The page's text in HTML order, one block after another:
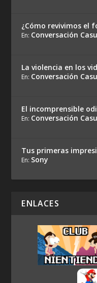
¿Cómo revivimos el
En: Conversación
La violencia en los
En: Conversación
El incomprensible
En: Conversación
Tus primeras
En: Sony
ENLACES